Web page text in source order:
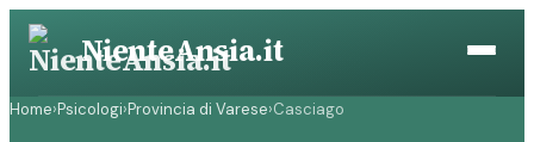
Vai
contenuto
NienteAnsia.it
Home›Psicologi›Provincia di Varese›Casciago